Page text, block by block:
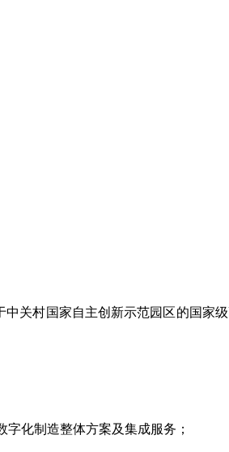
关村国家自主创新示范园区的国
化制造整体方案及集成服务；